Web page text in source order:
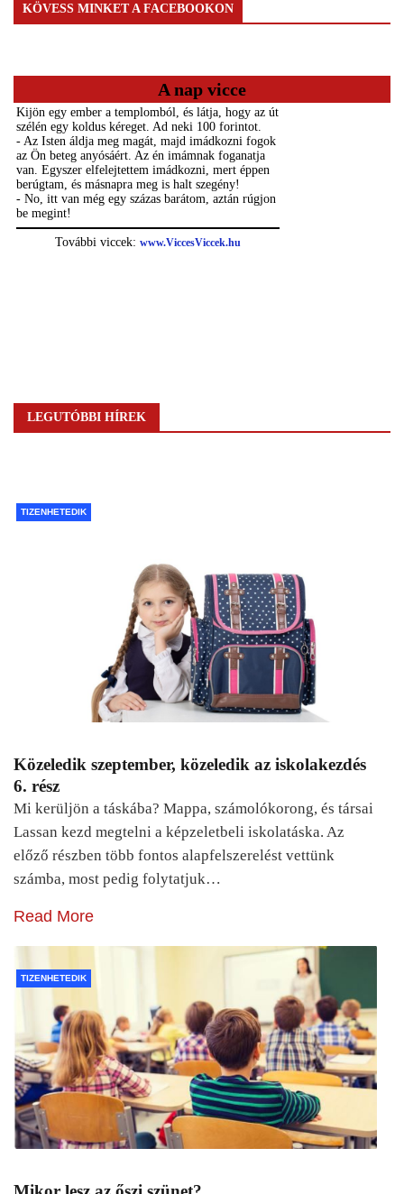
KÖVESS MINKET A FACEBOOKON
A nap vicce
LEGUTÓBBI HÍREK
TIZENHETEDIK
Közeledik szeptember, közeledik az iskolakezdés
6. rész
Mi kerüljön a táskába? Mappa, számolókorong, és társai
Lassan kezd megtelni a képzeletbeli iskolatáska. Az
előző részben több fontos alapfelszerelést vettünk
számba, most pedig folytatjuk…
Read More
TIZENHETEDIK